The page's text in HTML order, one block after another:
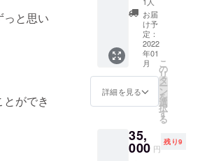
っと思い
ができ
最高に
癒され
るおす
すめの
香り
グッズ
をセレ
クト！
香りで
おうち
質が変
わる！
ふじあ
お届
け予
定：
2022
年01
月
詳細を見る
こ
の
リ
タ
ー
ン
を
選
択
す
る
35,
000 円
残り9